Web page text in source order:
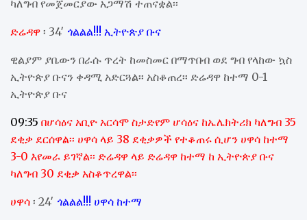
ካለግብ የመጀመርያው አጋማሽ ተጠናቋል፡፡
ድሬዳዋ ፡ 34′ ጎልልል!!! ኢትዮጵያ ቡና
ዊልያም ያቤውን በራሱ ጥረት ከመስመር በማጥበብ ወደ ግብ የላከው ኳስ
ኢትዮጵያ ቡናን ቀዳሚ አድርጓል፡፡ አስቆጠረ፡፡ ድሬዳዋ ከተማ 0-1
ኢትዮጵያ ቡና
09:35 በሆሳዕና አቢዮ አርሳሞ ስታድየም ሆሳዕና ከኤሌክትሪክ ካለግብ 35
ደቂቃ ደርሰዋል፡፡ ሀዋሳ ላይ 38 ደቂቃዎች የተቆጠሩ ሲሆን ሀዋሳ ከተማ
3-0 እየመራ ይገኛል፡፡ ድሬዳዋ ላይ ድሬዳዋ ከተማ ከ ኢትዮጵያ ቡና
ካለግብ 30 ደቂቃ አስቆጥረዋል፡፡
ሀዋሳ ፡ 24′ ጎልልል!!! ሀዋሳ ከተማ